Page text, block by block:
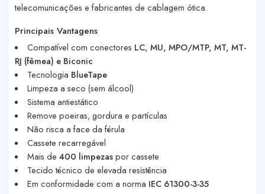
telecomunicações e fabricantes de cablagem ótica.
Principais Vantagens
Compatível com conectores LC, MU, MPO/MTP, MT, MT-
RJ (fêmea) e Biconic
Tecnologia BlueTape
Limpeza a seco (sem álcool)
Sistema antiestático
Remove poeiras, gordura e partículas
Não risca a face da férula
Cassete recarregável
Mais de 400 limpezaspor cassete
Tecido técnico de elevada resistência
Em conformidade com a norma IEC 61300-3-35